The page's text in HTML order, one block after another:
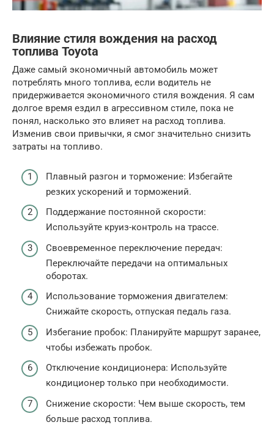
Влияние стиля вождения на расход
топлива Toyota
Даже самый экономичный автомобиль может
потреблять много топлива, если водитель не
придерживается экономичного стиля вождения. Я сам
долгое время ездил в агрессивном стиле, пока не
понял, насколько это влияет на расход топлива.
Изменив свои привычки, я смог значительно снизить
затраты на топливо.
Плавный разгон и торможение: Избегайте
резких ускорений и торможений.
Поддержание постоянной скорости:
Используйте круиз-контроль на трассе.
Своевременное переключение передач:
Переключайте передачи на оптимальных
оборотах.
Использование торможения двигателем:
Снижайте скорость, отпуская педаль газа.
Избегание пробок: Планируйте маршрут заранее,
чтобы избежать пробок.
Отключение кондиционера: Используйте
кондиционер только при необходимости.
Снижение скорости: Чем выше скорость, тем
больше расход топлива.